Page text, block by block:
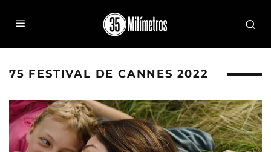
75 FESTIVAL DE CANNES 2022